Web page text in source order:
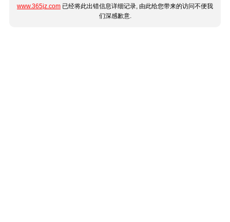
www.365jz.com 已经将此出错信息详细记录, 由此给您带来的访问不便我
们深感歉意.